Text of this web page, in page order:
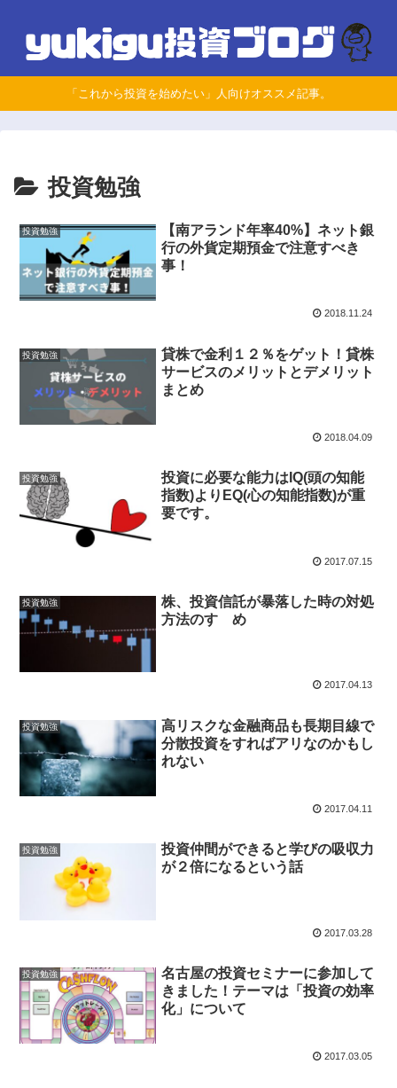
「これから投資を始めたい」人向けオススメ記事。
投資勉強
投資勉強
【南アランド年率40%】ネット銀
行の外貨定期預金で注意すべき
事！
2018.11.24
投資勉強
貸株で金利１２％をゲット！貸株
サービスのメリットとデメリット
まとめ
2018.04.09
投資勉強
投資に必要な能力はIQ(頭の知能
指数)よりEQ(心の知能指数)が重
要です。
2017.07.15
投資勉強
株、投資信託が暴落した時の対処
方法のすゝめ
2017.04.13
投資勉強
高リスクな金融商品も長期目線で
分散投資をすればアリなのかもし
れない
2017.04.11
投資勉強
投資仲間ができると学びの吸収力
が２倍になるという話
2017.03.28
投資勉強
名古屋の投資セミナーに参加して
きました！テーマは「投資の効率
化」について
2017.03.05